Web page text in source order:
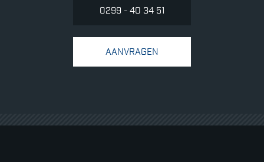
0299 - 40 34 51
AANVRAGEN